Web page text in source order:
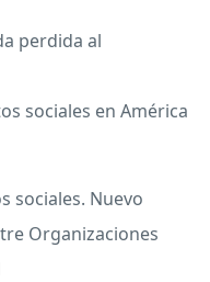
perdida al
sociales en América
sociales. Nuevo
Organizaciones